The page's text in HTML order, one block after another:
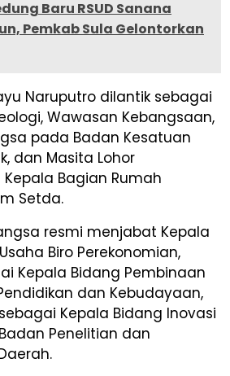
Baru RSUD Sanana
Pemkab Sula Gelontorkan
Naruputro dilantik sebagai
Wawasan Kebangsaan,
pada Badan Kesatuan
dan Masita Lohor
Bagian Rumah
Setda.
resmi menjabat Kepala
Biro Perekonomian,
Kepala Bidang Pembinaan
dan Kebudayaan,
Kepala Bidang Inovasi
Penelitian dan